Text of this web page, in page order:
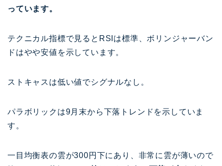
っています。
テクニカル指標で見るとRSIは標準、ボリンジャーバン
ドはやや安値を示しています。
ストキャスは低い値でシグナルなし。
パラボリックは9月末から下落トレンドを示していま
す。
一目均衡表の雲が300円下にあり、非常に雲が薄いので